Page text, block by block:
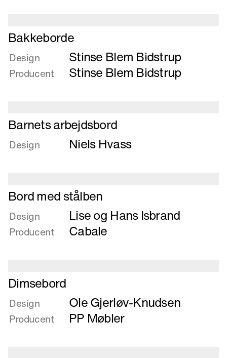
Læs
mere
om
Bakkeborde
Bakkeborde
Design Stinse Blem Bidstrup
Producent Stinse Blem Bidstrup
Læs
mere
om
Barnets arbejdsbord
Design Niels Hvass
Læs
mere
om
Bord
med
Bord med stålben
Design Lise og Hans Isbrand
Producent Cabale
Læs
mere
om
Dimsebord
Dimsebord
Design Ole Gjerløv-Knudsen
Producent PP Møbler